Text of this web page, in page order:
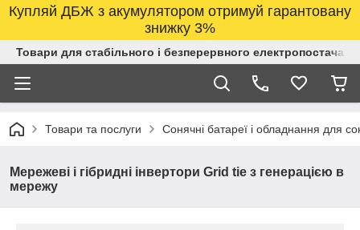
Купляй ДБЖ з акумулятором отримуй гарантовану
знижку 3%
Товари для стабільного і безперервного
Товари та послуги Сонячні батареї і обладнання для
Мережеві і гібридні інвертори Grid tie з генерацією в
мережу